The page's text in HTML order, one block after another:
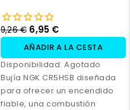
9,26 € 6,95 €
AÑADIR A LA CESTA
Disponibilidad: Agotado
Bujía NGK CR5HSB diseñada
para ofrecer un encendido
fiable, una combustión